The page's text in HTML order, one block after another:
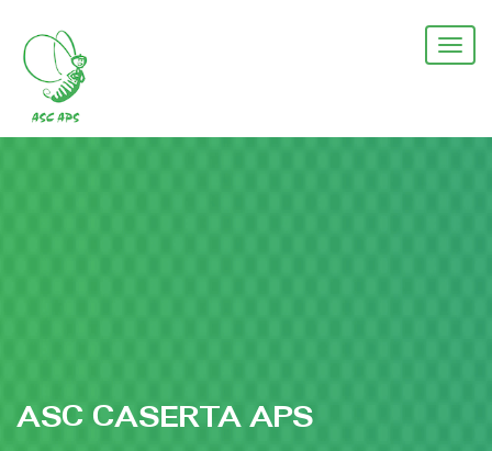
contenuto
principale
ASC CASERTA APS